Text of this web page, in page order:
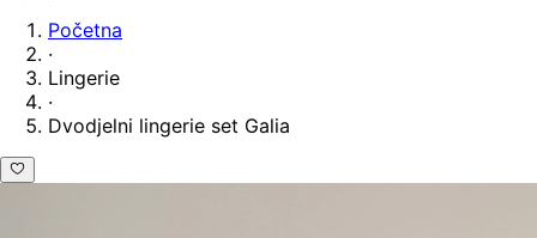
Početna
·
Lingerie
·
Dvodjelni lingerie set Galia